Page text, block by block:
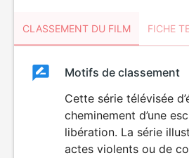
CLASSEMENT DU FILM FICHE
ClassementClassement
AUX
Motifs de classement
Cette série télévisée
cheminement d’une
libération. La série
actes violents ou de